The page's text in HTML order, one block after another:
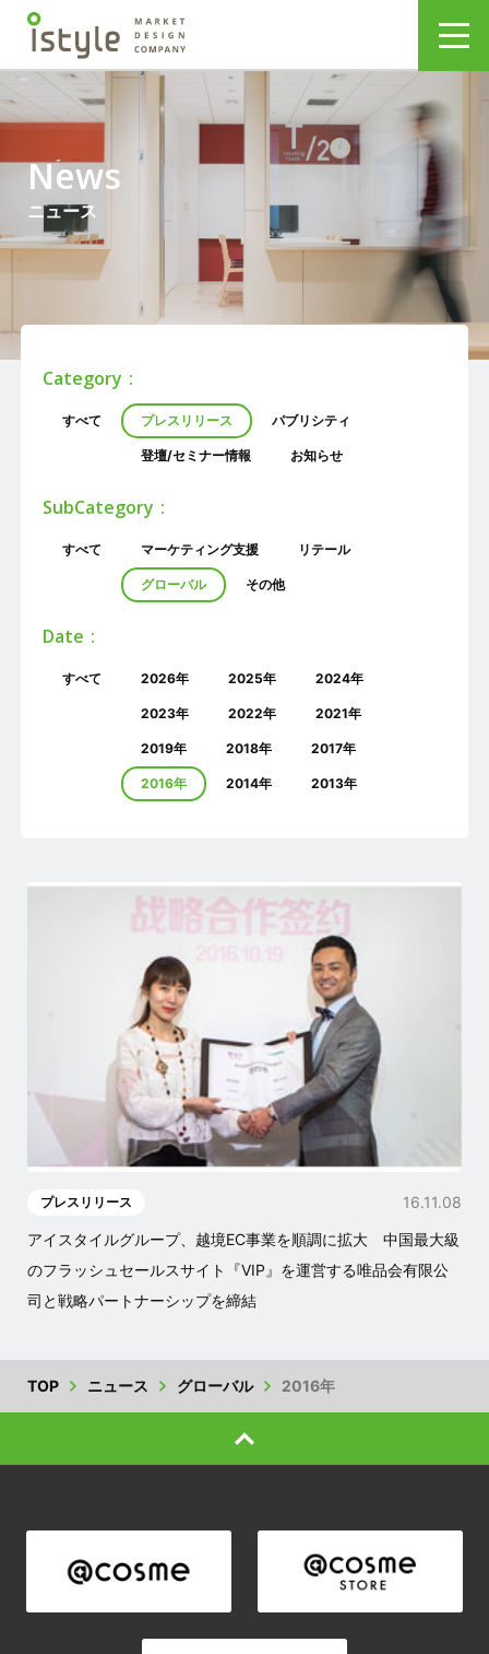
News
ニュース
Category
すべて プレスリリース パブリシティ
登壇/セミナー情報 お知らせ
SubCategory
すべて マーケティング支援 リテール
グローバル その他
Date
すべて 2026年 2025年 2024年
2023年 2022年 2021年
2019年 2018年 2017年
2016年 2014年 2013年
プレスリリース
16.11.08
アイスタイルグループ、越境EC事業を順調に拡大 中国最大級
のフラッシュセールスサイト『VIP』を運営する唯品会有限公
司と戦略パートナーシップを締結
TOP ニュース グローバル 2016年